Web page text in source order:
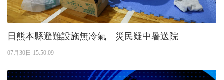
日熊本縣避難設施無冷氣 災民疑中暑送院
07月30日 15:50:09